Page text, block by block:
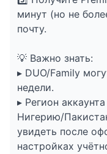
минут (но не
почту.
💡 Важно знать:
▸ DUO/Family
недели.
▸ Регион
Нигерию/
увидеть после
настройках